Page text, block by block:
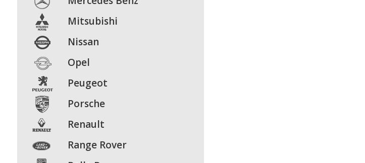
Mitsubishi
Nissan
Opel
Peugeot
Porsche
Renault
Range Rover